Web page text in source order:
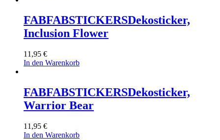
FABFABSTICKERSDekosticker,
Inclusion Flower
11,95 €
In den Warenkorb
FABFABSTICKERSDekosticker,
Warrior Bear
11,95 €
In den Warenkorb